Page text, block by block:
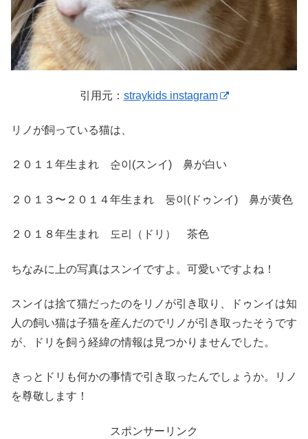
引用元： straykids instagram
リノが飼っている猫は、
２０１１年生まれ 순이(スンイ) 鼻が白い
２０１３〜２０１４年生まれ 둥이(ドゥンイ) 鼻が黄色
２０１８年生まれ 도리（ドリ） 茶色
ちなみに上の写真はスンイですよ。可愛いですよね！
スンイは捨て猫だったのをリノが引き取り、ドゥンイは知
人の飼い猫は子猫を産んだのでリノが引き取ったそうです
が、ドリを飼う経緯の情報は見つかりませんでした。
きっとドリも何かの事情で引き取ったんでしょうか。リノ
を尊敬します！
スポンサーリンク